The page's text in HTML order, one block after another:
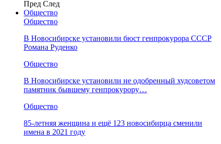
Пред След
Общество
Общество
В Новосибирске установили бюст генпрокурора СССР
Романа Руденко
Общество
В Новосибирске установили не одобренный худсоветом
памятник бывшему генпрокурору…
Общество
85-летняя женщина и ещё 123 новосибирца сменили
имена в 2021 году